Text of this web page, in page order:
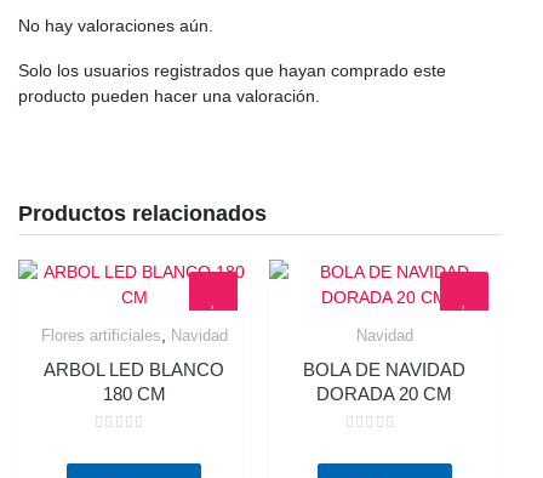
No hay valoraciones aún.
Solo los usuarios registrados que hayan comprado este
producto pueden hacer una valoración.
Productos relacionados
Flores artificiales, Navidad
ARBOL LED BLANCO
180 CM
Navidad
BOLA DE NAVIDAD
DORADA 20 CM